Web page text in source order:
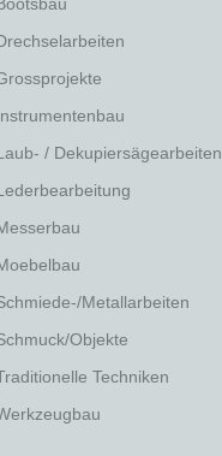
/ Dekupiersägearbeiten
Metallarbeiten
Objekte
Techniken